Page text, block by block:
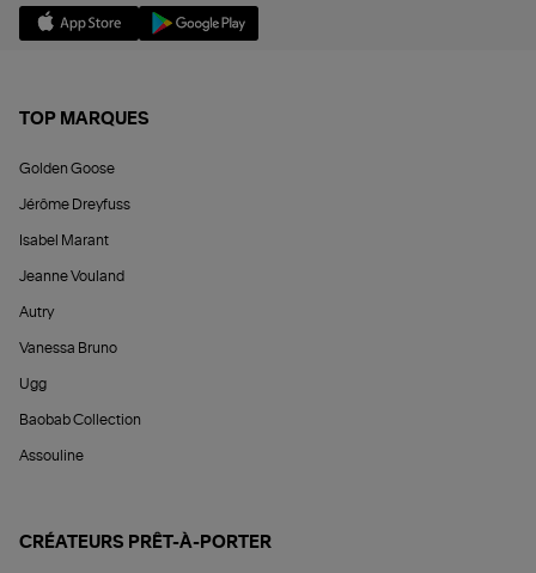
TOP MARQUES
Golden Goose
Jérôme Dreyfuss
Isabel Marant
Jeanne Vouland
Autry
Vanessa Bruno
Ugg
Baobab Collection
Assouline
CRÉATEURS PRÊT-À-PORTER